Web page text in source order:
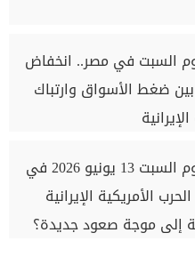
السبت في مصر.. انخفاض
ضغط الأسواق وارتباك
سعر الدولار اليوم السبت 13 يونيو 2026 في
الأمريكية الإيرانية
إلى موجة صعود جديدة؟